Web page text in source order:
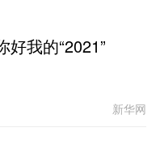
我的“2021”
新华网